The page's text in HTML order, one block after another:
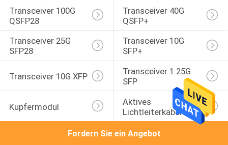
Transceiver 100G
QSFP28
Transceiver 40G
QSFP+
Transceiver 25G
SFP28
Transceiver 10G
SFP+
Transceiver 10G XFP
Transceiver 1.25G
SFP
Kupfermodul
Aktives
Lichtleiterkabel
Fordern Sie ein Angebot